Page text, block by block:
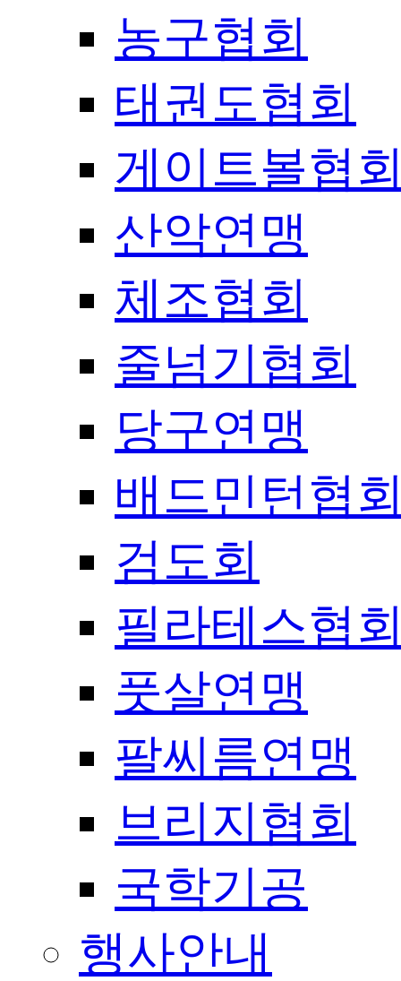
농구협회
태권도협회
게이트볼협
산악연맹
체조협회
줄넘기협회
당구연맹
배드민턴협
검도회
필라테스협
풋살연맹
팔씨름연맹
브리지협회
국학기공
행사안내